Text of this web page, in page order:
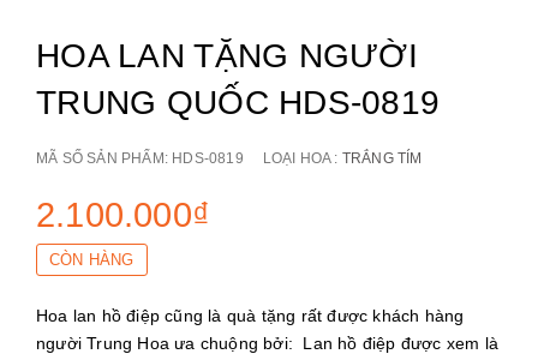
HOA LAN TẶNG NGƯỜI
TRUNG QUỐC HDS-0819
MÃ SỐ SẢN PHẨM: HDS-0819 LOẠI HOA : TRẮNG TÍM
2.100.000₫
CÒN HÀNG
Hoa lan hồ điệp cũng là quà tặng rất được khách hàng
người Trung Hoa ưa chuộng bởi: Lan hồ điệp được xem là